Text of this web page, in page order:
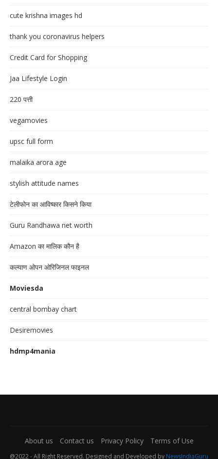
cute krishna images hd
thank you coronavirus helpers
Credit Card for Shopping
Jaa Lifestyle Login
220 पत्ती
vegamovies
upsc full form
malaika arora age
stylish attitude names
टेलीफोन का आविष्कार किसने किया
Guru Randhawa net worth
Amazon का मालिक कौन है
कल्याण ओपन ओरिजिनल फाइनल
Moviesda
central bombay chart
Desiremovies
hdmp4mania
About us Contact us Privacy Policy Terms of Use
@2022 - All Right Reserved. Designed and Developed by NewsIndiaGuru